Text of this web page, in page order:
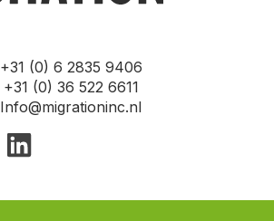
+31 (0) 6 2835 9406
+31 (0) 36 522 6611
Info@migrationinc.nl
L
n